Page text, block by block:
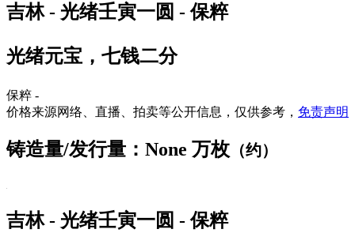
吉林 - 光绪壬寅一圆 - 保粹
光绪元宝，七钱二分
保粹 -
价格来源网络、直播、拍卖等公开信息，仅供参考， 免责声明
铸造量/发行量：None 万枚 （约）
吉林 - 光绪壬寅一圆 - 保粹